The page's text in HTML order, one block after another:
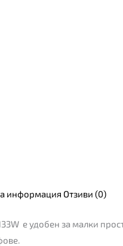
информация Отзиви (0)
е удобен за малки